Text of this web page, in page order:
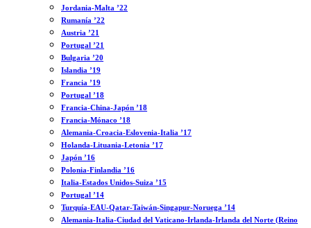
Jordania-Malta ’22
Rumanía ’22
Austria ’21
Portugal ’21
Bulgaria ’20
Islandia ’19
Francia ’19
Portugal ’18
Francia-China-Japón ’18
Francia-Mónaco ’18
Alemania-Croacia-Eslovenia-Italia ’17
Holanda-Lituania-Letonia ’17
Japón ’16
Polonia-Finlandia ’16
Italia-Estados Unidos-Suiza ’15
Portugal ’14
Turquía-EAU-Qatar-Taiwán-Singapur-Noruega ’14
Alemania-Italia-Ciudad del Vaticano-Irlanda-Irlanda del Norte (Reino